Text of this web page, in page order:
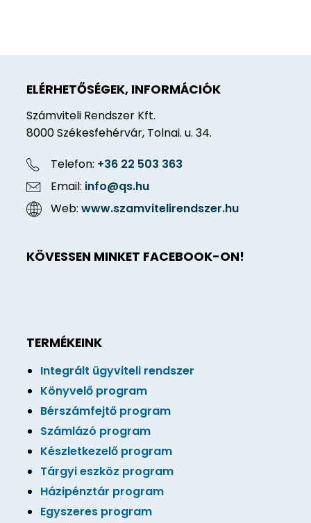
ELÉRHETŐSÉGEK, INFORMÁCIÓK
Számviteli Rendszer Kft.
8000 Székesfehérvár, Tolnai. u. 34.
Telefon: +36 22 503 363
Email: info@qs.hu
Web:www.szamvitelirendszer.hu
KÖVESSEN MINKET FACEBOOK-ON!
TERMÉKEINK
Integrált ügyviteli rendszer
Könyvelő program
Bérszámfejtő program
Számlázó program
Készletkezelő program
Tárgyi eszköz program
Házipénztár program
Egyszeres program